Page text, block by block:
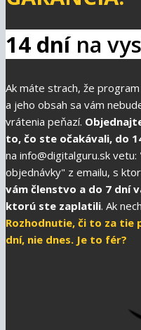
14 dnína
Ak máte strach, že
a jeho obsah sa vám
vrátenia peňazí.
to, čo ste očakávali, do
na info@digitalguru.sk
objednávky" z emailu, s
vám členstvo a do 7 dní
ktorú ste zaplatili. Ak
Rozhodnutie, či to za tie
dní, nie dnes. Je to fér?